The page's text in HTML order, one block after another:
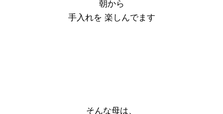
朝から
手入れを 楽しんでます
そんな母は、